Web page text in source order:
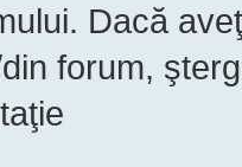
Dacă
forum,